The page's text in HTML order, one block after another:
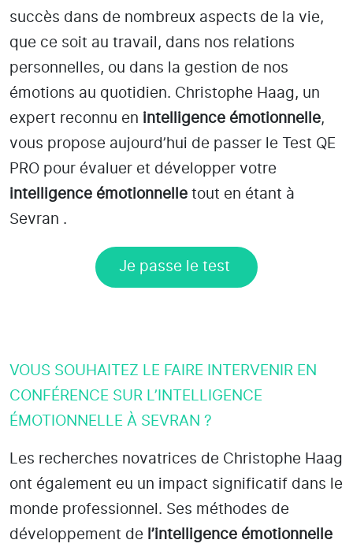
succès dans de nombreux aspects de la vie,
que ce soit au travail, dans nos relations
personnelles, ou dans la gestion de nos
émotions au quotidien. Christophe Haag, un
expert reconnu en intelligence émotionnelle,
vous propose aujourd’hui de passer le Test QE
PRO pour évaluer et développer votre
intelligence émotionnelle tout en étant à
Sevran .
Je passe le test
VOUS SOUHAITEZ LE FAIRE INTERVENIR EN
CONFÉRENCE SUR L’INTELLIGENCE
ÉMOTIONNELLE À SEVRAN ?
Les recherches novatrices de Christophe Haag
ont également eu un impact significatif dans le
monde professionnel. Ses méthodes de
développement de l’intelligence émotionnelle